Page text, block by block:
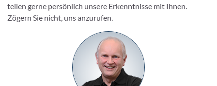
teilen gerne persönlich unsere Erkenntnisse mit Ihnen.
Zögern Sie nicht, uns anzurufen.